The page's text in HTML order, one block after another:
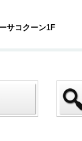
サコクーン1F